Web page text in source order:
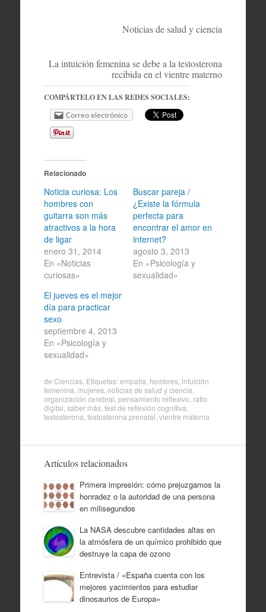
Noticias de salud y ciencia
La intuición femenina se debe a la testosterona
recibida en el vientre materno
COMPÁRTELO EN LAS REDES SOCIALES:
Correo electrónico
Relacionado
Noticia curiosa: Los
hombres con
guitarra son más
atractivos a la hora
de ligar
enero 31, 2014
En «Noticias
curiosas»
Buscar pareja /
¿Existe la fórmula
perfecta para
encontrar el amor en
internet?
agosto 3, 2013
En «Psicología y
sexualidad»
El jueves es el mejor
día para practicar
sexo
septiembre 4, 2013
En «Psicología y
sexualidad»
de Ciencias. Etiquetas:empatía hombres, intuición
femenina mujeres, noticias de salud y ciencia
organización cerebral pensamiento reflexivo ratio
digital saber más, test de reflexión cognitiva
testosterona testosterona prenatal vientre materno
Artículos relacionados
Primera impresión: cómo prejuzgamos la
honradez o la autoridad de una persona
en milisegundos
La NASA descubre cantidades altas en
la atmósfera de un químico prohibido que
destruye la capa de ozono
Entrevista / «España cuenta con los
mejores yacimientos para estudiar
dinosaurios de Europa»